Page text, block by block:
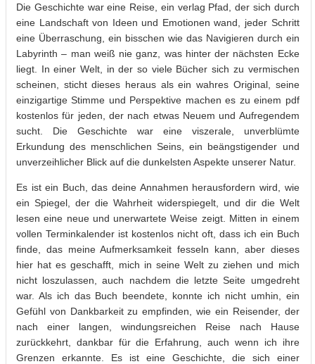
Die Geschichte war eine Reise, ein verlag Pfad, der sich durch
eine Landschaft von Ideen und Emotionen wand, jeder Schritt
eine Überraschung, ein bisschen wie das Navigieren durch ein
Labyrinth – man weiß nie ganz, was hinter der nächsten Ecke
liegt. In einer Welt, in der so viele Bücher sich zu vermischen
scheinen, sticht dieses heraus als ein wahres Original, seine
einzigartige Stimme und Perspektive machen es zu einem pdf
kostenlos für jeden, der nach etwas Neuem und Aufregendem
sucht. Die Geschichte war eine viszerale, unverblümte
Erkundung des menschlichen Seins, ein beängstigender und
unverzeihlicher Blick auf die dunkelsten Aspekte unserer Natur.
Es ist ein Buch, das deine Annahmen herausfordern wird, wie
ein Spiegel, der die Wahrheit widerspiegelt, und dir die Welt
lesen eine neue und unerwartete Weise zeigt. Mitten in einem
vollen Terminkalender ist kostenlos nicht oft, dass ich ein Buch
finde, das meine Aufmerksamkeit fesseln kann, aber dieses
hier hat es geschafft, mich in seine Welt zu ziehen und mich
nicht loszulassen, auch nachdem die letzte Seite umgedreht
war. Als ich das Buch beendete, konnte ich nicht umhin, ein
Gefühl von Dankbarkeit zu empfinden, wie ein Reisender, der
nach einer langen, windungsreichen Reise nach Hause
zurückkehrt, dankbar für die Erfahrung, auch wenn ich ihre
Grenzen erkannte. Es ist eine Geschichte, die sich einer